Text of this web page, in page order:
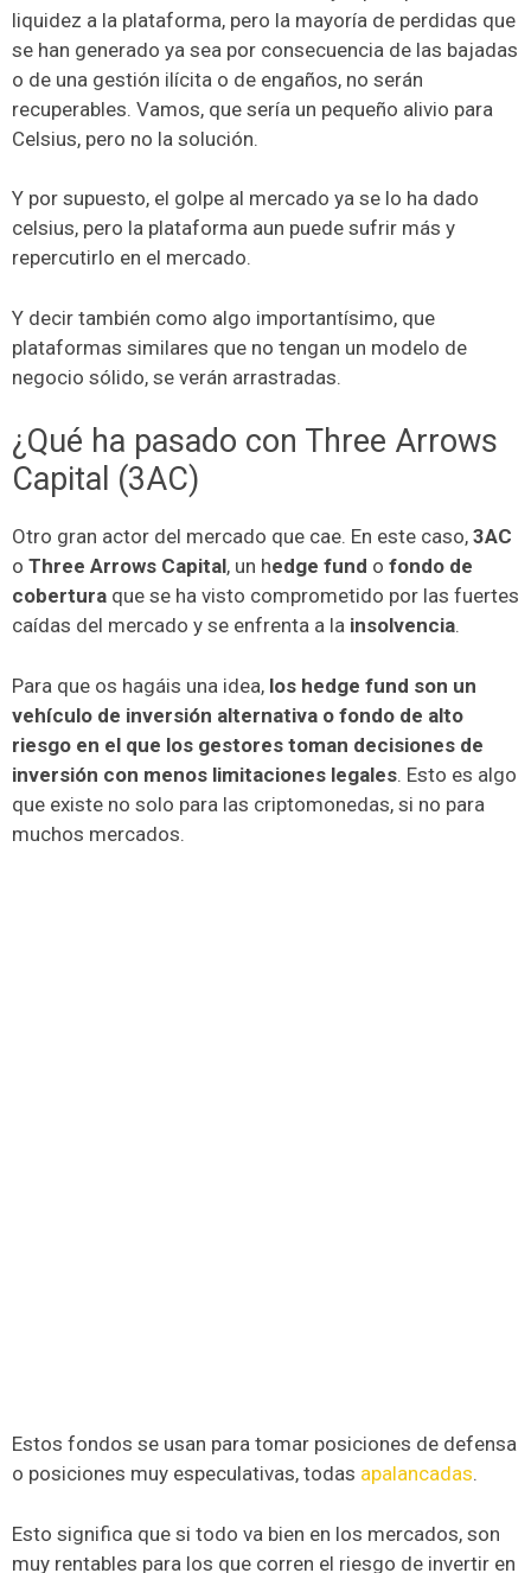
liquidez a la plataforma, pero la mayoría de perdidas que
se han generado ya sea por consecuencia de las bajadas
o de una gestión ilícita o de engaños, no serán
recuperables. Vamos, que sería un pequeño alivio para
Celsius, pero no la solución.
Y por supuesto, el golpe al mercado ya se lo ha dado
celsius, pero la plataforma aun puede sufrir más y
repercutirlo en el mercado.
Y decir también como algo importantísimo, que
plataformas similares que no tengan un modelo de
negocio sólido, se verán arrastradas.
¿Qué ha pasado con Three Arrows
Capital (3AC)
Otro gran actor del mercado que cae. En este caso, 3AC
o Three Arrows Capital, un hedge fund o fondo de
cobertura que se ha visto comprometido por las fuertes
caídas del mercado y se enfrenta a la insolvencia.
Para que os hagáis una idea, los hedge fund son un
vehículo de inversión alternativa o fondo de alto
riesgo en el que los gestores toman decisiones de
inversión con menos limitaciones legales. Esto es algo
que existe no solo para las criptomonedas, si no para
muchos mercados.
Estos fondos se usan para tomar posiciones de defensa
o posiciones muy especulativas, todas apalancadas.
Esto significa que si todo va bien en los mercados, son
muy rentables para los que corren el riesgo de invertir en